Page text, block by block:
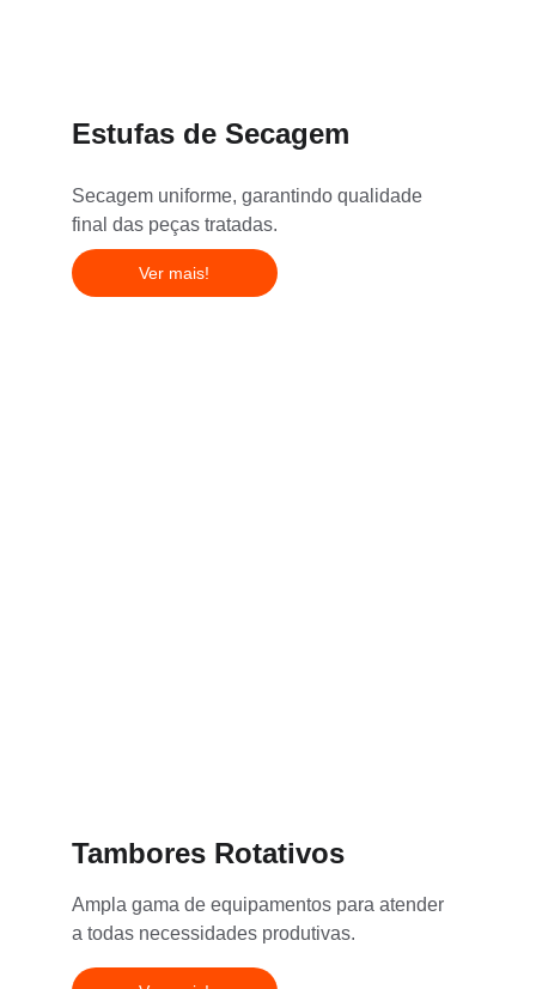
Estufas de Secagem
Secagem uniforme, garantindo qualidade
final das peças tratadas.
Ver mais!
Ampla gama de equipamentos para atender
a todas necessidades produtivas.
Tambores Rotativos